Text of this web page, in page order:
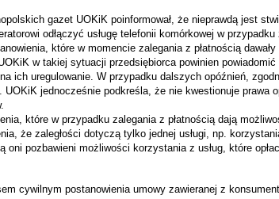
gazet UOKiK poinformował, że nieprawdą jest
odłączyć usługę telefonii komórkowej w
które w momencie zalegania z płatnością
w takiej sytuacji przedsiębiorca powinien
ich uregulowanie. W przypadku dalszych opóźnień,
UOKiK jednocześnie podkreśla, że nie kwestionuje prawa
które w przypadku zalegania z płatnością dają
że zaległości dotyczą tylko jednej usługi, np.
oni pozbawieni możliwości korzystania z usług, które
cywilnym postanowienia umowy zawieranej z